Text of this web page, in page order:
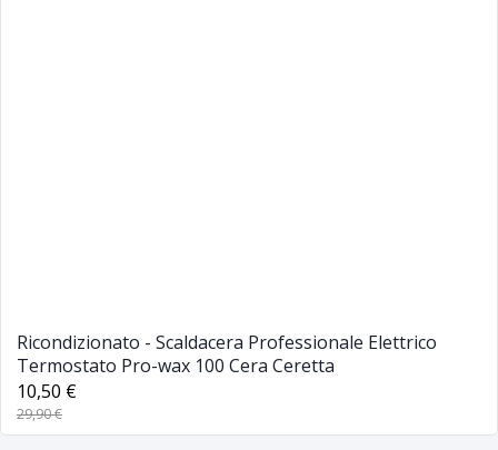
Ricondizionato - Scaldacera Professionale Elettrico
Termostato Pro-wax 100 Cera Ceretta
10,50 €
29,90 €